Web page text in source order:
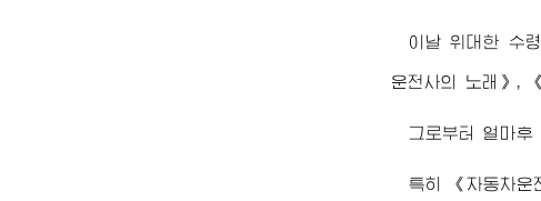
이날위대한 수
운전사의 노래》,
그로부터 얼마후
특히 《자동차운